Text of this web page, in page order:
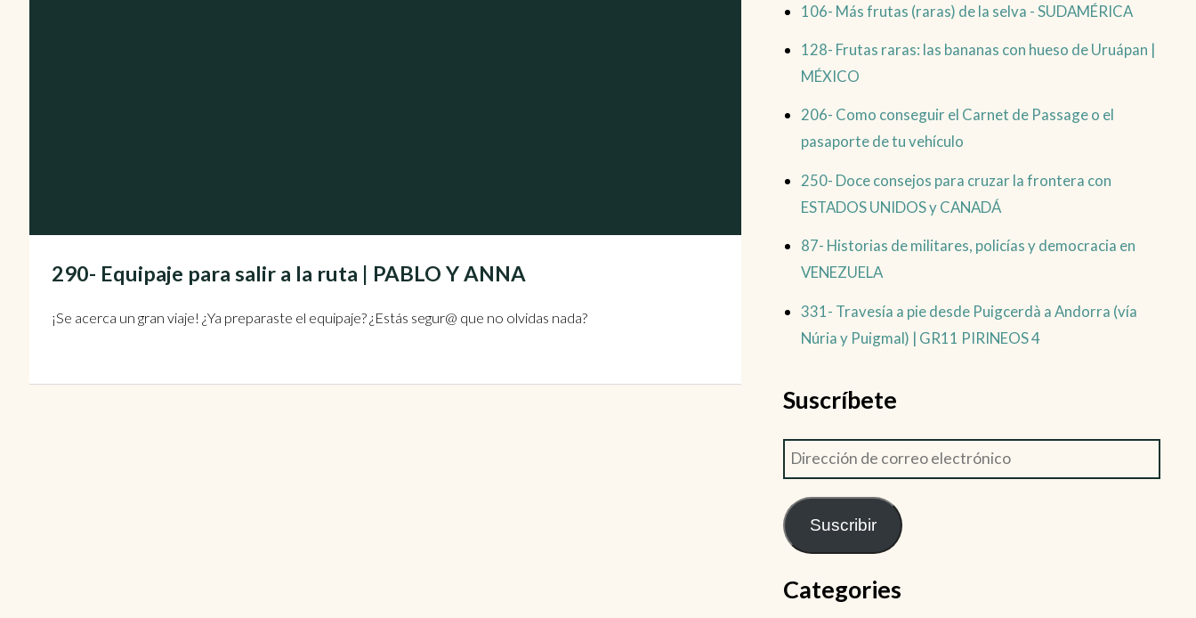
290- Equipaje para salir a la ruta | PABLO Y ANNA
¡Se acerca un gran viaje! ¿Ya preparaste el equipaje? ¿Estás segur@ que no olvidas nada?
106- Más frutas (raras) de la selva - SUDAMÉRICA
128- Frutas raras: las bananas con hueso de Uruápan |
MÉXICO
206- Como conseguir el Carnet de Passage o el
pasaporte de tu vehículo
250- Doce consejos para cruzar la frontera con
ESTADOS UNIDOS y CANADÁ
87- Historias de militares, policías y democracia en
VENEZUELA
331- Travesía a pie desde Puigcerdà a Andorra (vía
Núria y Puigmal) | GR11 PIRINEOS 4
Suscríbete
Suscribir
Categories